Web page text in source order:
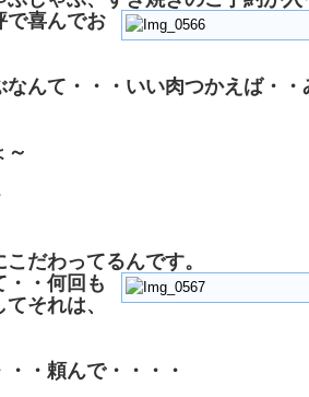
で喜んでお
なんて・・・いい肉つかえば・
～
だわってるんです。
・・何回も
それは、
・頼んで・・・・